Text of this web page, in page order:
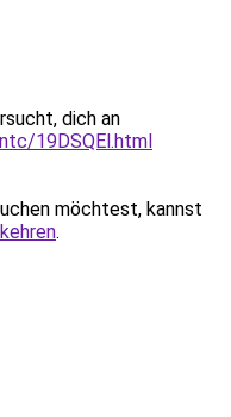
dich an
19DSQEl.html
möchtest, kannst
.